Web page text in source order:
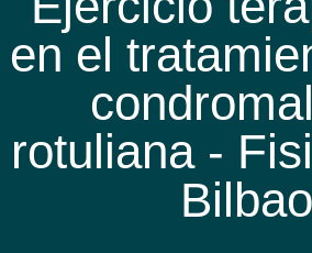
en el
rotuliana -
Bilbao